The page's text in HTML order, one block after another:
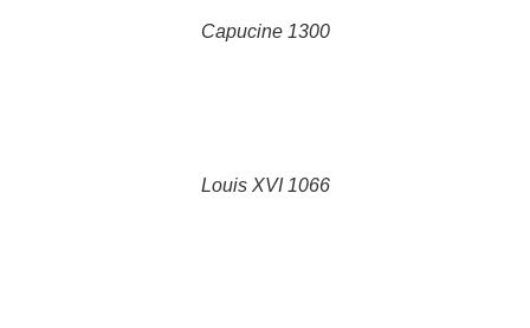
Capucine 1300
Louis XVI 1066